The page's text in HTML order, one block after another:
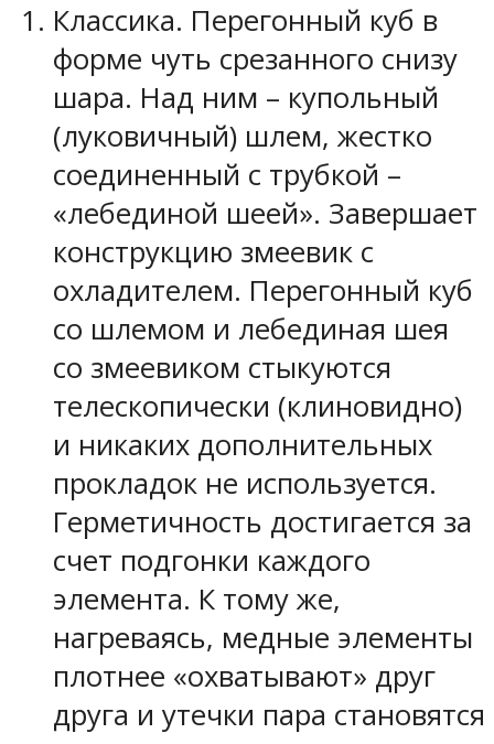
Классика. Перегонный куб в
форме чуть срезанного снизу
шара. Над ним – купольный
(луковичный) шлем, жестко
соединенный с трубкой –
«лебединой шеей». Завершает
конструкцию змеевик с
охладителем. Перегонный куб
со шлемом и лебединая шея
со змеевиком стыкуются
телескопически (клиновидно)
и никаких дополнительных
прокладок не используется.
Герметичность достигается за
счет подгонки каждого
элемента. К тому же,
нагреваясь, медные элементы
плотнее «охватывают» друг
друга и утечки пара становятся